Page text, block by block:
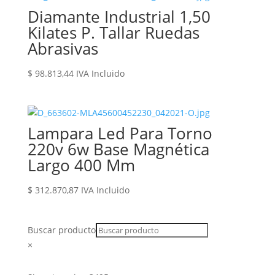
Diamante Industrial 1,50
Kilates P. Tallar Ruedas
Abrasivas
$ 98.813,44 IVA Incluido
Lampara Led Para Torno
220v 6w Base Magnética
Largo 400 Mm
$ 312.870,87 IVA Incluido
Buscar producto
×